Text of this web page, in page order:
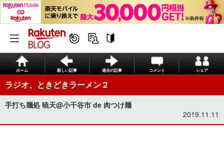
ホーム 新しい記事 過去の記事 コメント シェア
ラジオ、ときどきラーメン２
手打ち麺処 暁天@小千谷市 de 肉つけ麺
2019.11.11